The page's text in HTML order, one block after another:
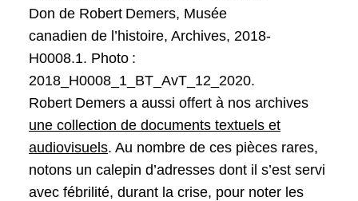
Don de Robert Demers, Musée
canadien de l’histoire, Archives, 2018-
H0008.1. Photo :
2018_H0008_1_BT_AvT_12_2020.
Robert Demers a aussi offert à nos archives
une collection de documents textuels et
audiovisuels. Au nombre de ces pièces rares,
notons un calepin d’adresses dont il s’est servi
avec fébrilité, durant la crise, pour noter les